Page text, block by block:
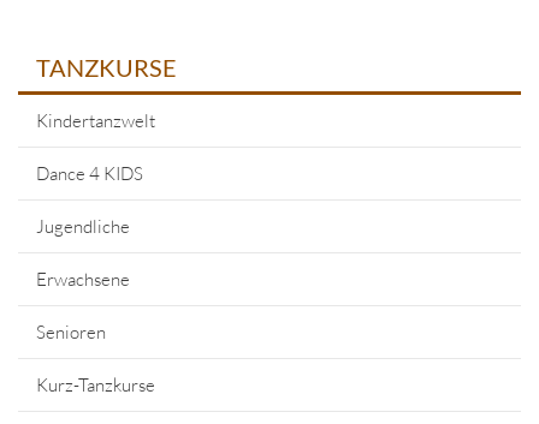
TANZKURSE
Kindertanzwelt
Dance 4 KIDS
Jugendliche
Erwachsene
Senioren
Kurz-Tanzkurse